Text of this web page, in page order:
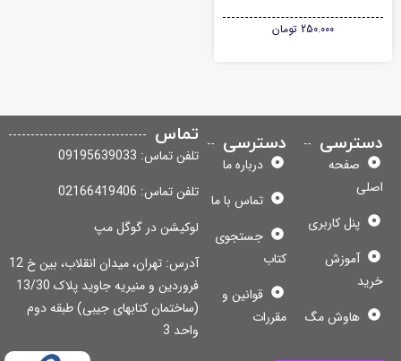
250.000 تومان
صفحه
پنل کاربری
آموزش
هاوش مگ
دسترسی
درباره ما
تماس با ما
جستجوی
قوانین و
مقررات
تماس
تلفن تماس: 09195639033
تلفن تماس: 02166419406
لوکیشن در گوگل مپ
آدرس: تهران، میدان انقلاب، بین خ 12
فروردین و منیریه جاوید پلاک 13/30
(ساختمان کتابهای جیبی) طبقه دوم
واحد 3